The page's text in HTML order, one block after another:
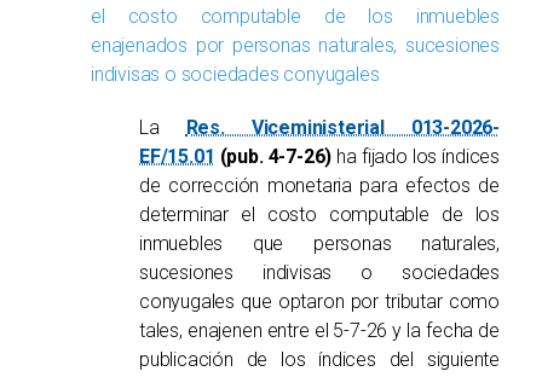
el costo computable de los inmuebles
enajenados por personas naturales, sucesiones
indivisas o sociedades conyugales
La Res. Viceministerial 013-2026-
EF/15.01 (pub. 4-7-26) ha fijado los índices
de corrección monetaria para efectos de
determinar el costo computable de los
inmuebles que personas naturales,
sucesiones indivisas o sociedades
conyugales que optaron por tributar como
tales, enajenen entre el 5-7-26 y la fecha de
publicación de los índices del siguiente